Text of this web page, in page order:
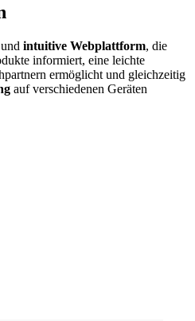
intuitive Webplattform, die
informiert, eine leichte
ermöglicht und gleichzeitig
auf verschiedenen Geräten